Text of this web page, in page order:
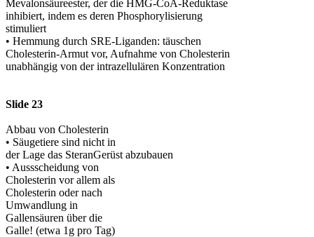
Mevalonsäureester, der die HMG-CoA-Reduktase
inhibiert, indem es deren Phosphorylisierung
stimuliert
• Hemmung durch SRE-Liganden: täuschen
Cholesterin-Armut vor, Aufnahme von Cholesterin
unabhängig von der intrazellulären Konzentration
Slide 23
Abbau von Cholesterin
• Säugetiere sind nicht in
der Lage das SteranGerüst abzubauen
• Aussscheidung von
Cholesterin vor allem als
Cholesterin oder nach
Umwandlung in
Gallensäuren über die
Galle! (etwa 1g pro Tag)